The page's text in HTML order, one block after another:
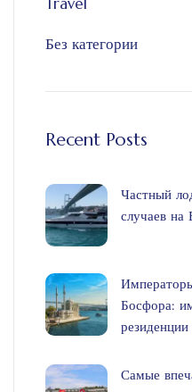
Без категории
Recent Posts
Частный
случаев на
Босфора:
Самые